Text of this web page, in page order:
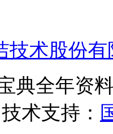
技术股份有
典全年资
技术支持：